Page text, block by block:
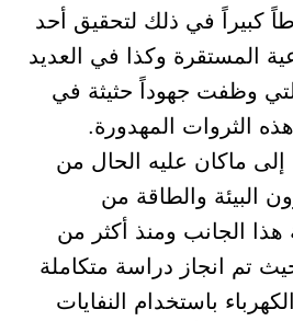
في ذلك لتحقيق أحد
المستقرة وكذا في العديد
وظفت جهوداً حثيثة في
الثروات المهدورة.
إلى ماكان عليه الحال من
البيئة والطاقة من
هذا الجانب ومنذ أكثر من
تم انجاز دراسة متكاملة
باستخدام النفايات